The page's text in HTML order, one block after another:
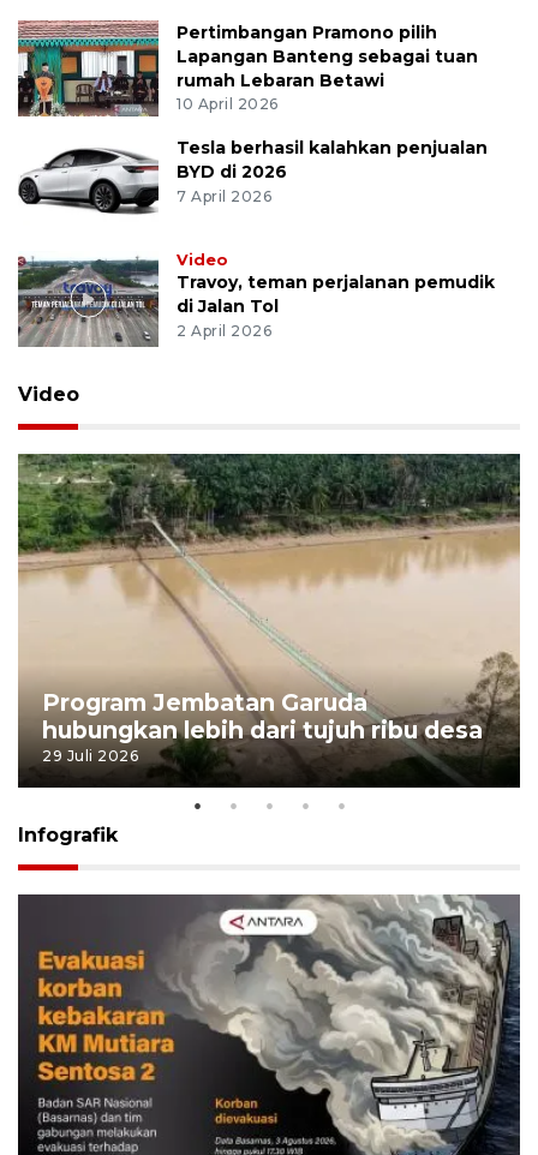
Pertimbangan Pramono pilih
Lapangan Banteng sebagai tuan
rumah Lebaran Betawi
10 April 2026
Tesla berhasil kalahkan penjualan
BYD di 2026
7 April 2026
Video
Travoy, teman perjalanan pemudik
di Jalan Tol
2 April 2026
Video
Program Jembatan Garuda
hubungkan lebih dari tujuh ribu desa
29 Juli 2026
Infografik